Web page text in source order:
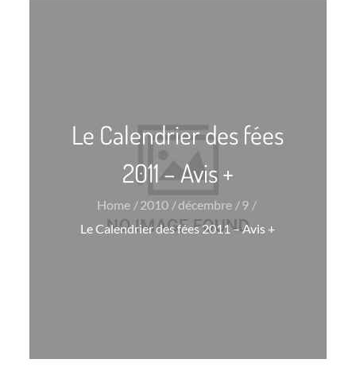
Le Calendrier des fées
2011 – Avis +
Home 2010 décembre
9
Le Calendrier des fées 2011 – Avis +